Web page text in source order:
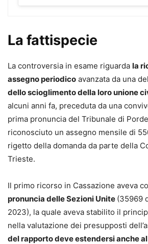
Il Volume si configura come uno
impostare un’efficace strategia
processo civile davanti al tribunale per
minorenni e per le famiglie.
L’opera fornisce per ogni argomento
lo schema della formula,disponibile
in formato editabile e stampabile.
Lucilla Nigro
Benito Nigro, dall’anno 1990. Avvocato
Mediatore civile e Giudice ausiliario
Appello di Napoli, sino al dicembre
Giudice ordinario di pace.
La fattispecie
La controversia in esame riguarda la
assegno periodico avanzata da una
dello scioglimento della loro unione
alcuni anni fa, preceduta da una
prima pronuncia del Tribunale di
riconosciuto un assegno mensile di
rigetto della domanda da parte della
Trieste.
Il primo ricorso in Cassazione aveva
pronuncia delle Sezioni Unite (35969
2023), la quale aveva stabilito il
nella valutazione dei presupposti
del rapporto deve estendersi anche